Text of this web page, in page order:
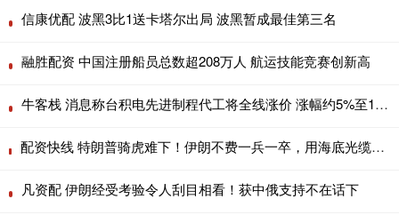
信康优配 波黑3比1送卡塔尔出局 波黑暂成最佳第三名
融胜配资 中国注册船员总数超208万人 航运技能竞赛创新高
牛客栈 消息称台积电先进制程代工将全线涨价 涨幅约5%至10%
配资快线 特朗普骑虎难下！伊朗不费一兵一卒，用海底光缆逼美国让步 2026年4
凡资配 伊朗经受考验令人刮目相看！获中俄支持不在话下